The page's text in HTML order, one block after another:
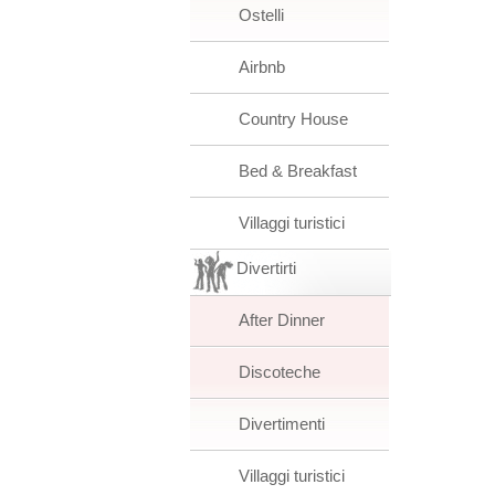
Ostelli
Airbnb
Country House
Bed & Breakfast
Villaggi turistici
Divertirti
After Dinner
Discoteche
Divertimenti
Villaggi turistici